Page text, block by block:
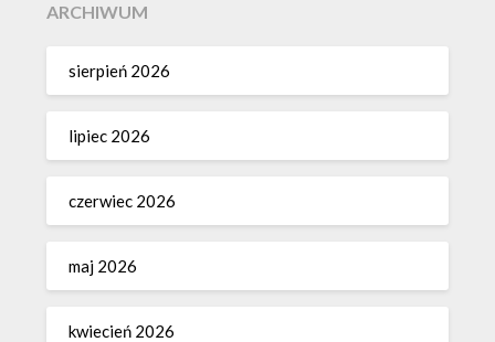
ARCHIWUM
sierpień 2026
lipiec 2026
czerwiec 2026
maj 2026
kwiecień 2026